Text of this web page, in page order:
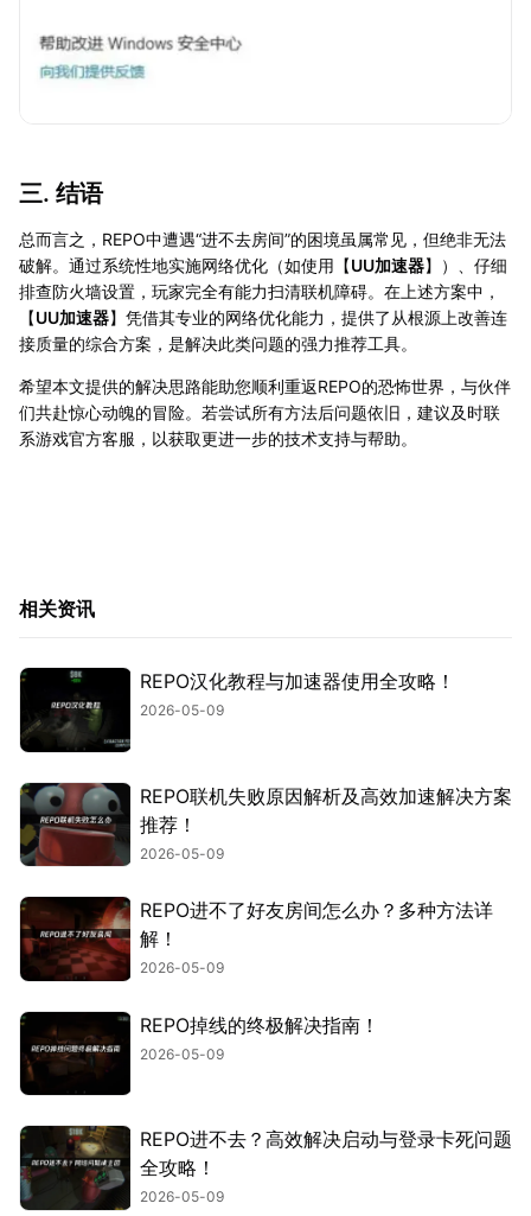
三. 结语
总而言之，REPO中遭遇“进不去房间”的困境虽属常见，但绝非无法
破解。通过系统性地实施网络优化（如使用【UU加速器】）、仔细
排查防火墙设置，玩家完全有能力扫清联机障碍。在上述方案中，
【UU加速器】凭借其专业的网络优化能力，提供了从根源上改善连
接质量的综合方案，是解决此类问题的强力推荐工具。
希望本文提供的解决思路能助您顺利重返REPO的恐怖世界，与伙伴
们共赴惊心动魄的冒险。若尝试所有方法后问题依旧，建议及时联
系游戏官方客服，以获取更进一步的技术支持与帮助。
相关资讯
REPO汉化教程与加速器使用全攻略！
2026-05-09
REPO联机失败原因解析及高效加速解决方案
推荐！
2026-05-09
REPO进不了好友房间怎么办？多种方法详
解！
2026-05-09
REPO掉线的终极解决指南！
2026-05-09
REPO进不去？高效解决启动与登录卡死问题
全攻略！
2026-05-09